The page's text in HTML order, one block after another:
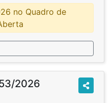
no Quadro de
2026